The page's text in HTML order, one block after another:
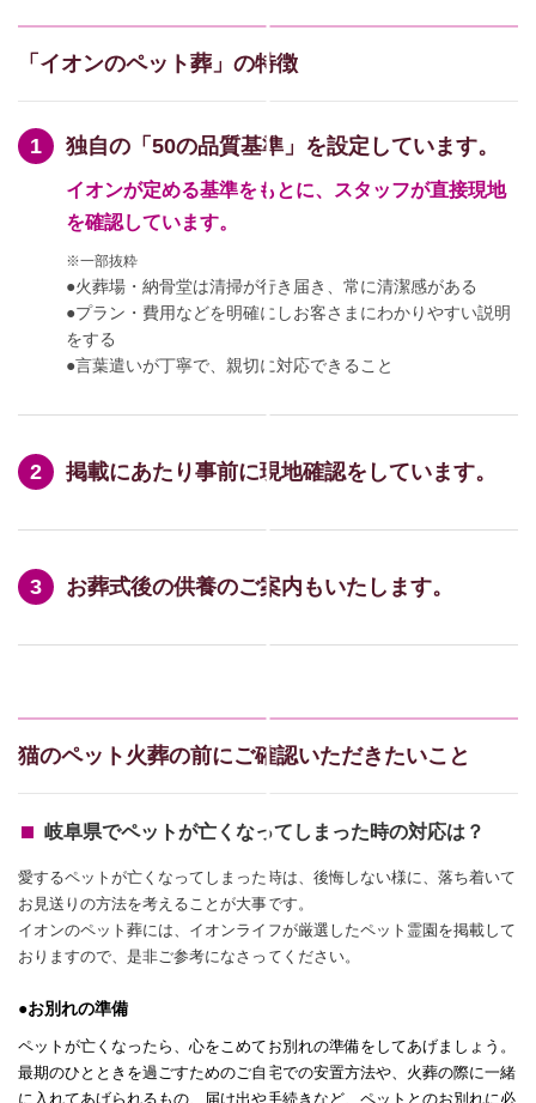
「イオンのペット葬」の特徴
独自の「50の品質基準」を設定しています。
イオンが定める基準をもとに、スタッフが直接現地
を確認しています。
※一部抜粋
●火葬場・納骨堂は清掃が行き届き、常に清潔感がある
●プラン・費用などを明確にしお客さまにわかりやすい説明
をする
●言葉遣いが丁寧で、親切に対応できること
掲載にあたり事前に現地確認をしています。
お葬式後の供養のご案内もいたします。
猫のペット火葬の前にご確認いただきたいこと
岐阜県でペットが亡くなってしまった時の対応は？
愛するペットが亡くなってしまった時は、後悔しない様に、落ち着いて
お見送りの方法を考えることが大事です。
イオンのペット葬には、イオンライフが厳選したペット霊園を掲載して
おりますので、是非ご参考になさってください。
●お別れの準備
ペットが亡くなったら、心をこめてお別れの準備をしてあげましょう。
最期のひとときを過ごすためのご自宅での安置方法や、火葬の際に一緒
に入れてあげられるもの、届け出や手続きなど、ペットとのお別れに必